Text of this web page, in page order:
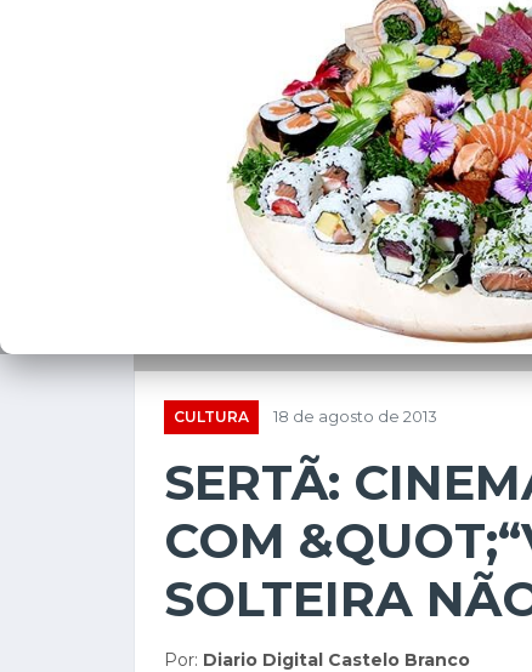
CULTURA 18 de agosto de 2013
SERTÃ:
COM
SOLTEIRA
Por: Diario Digital Castelo Branco